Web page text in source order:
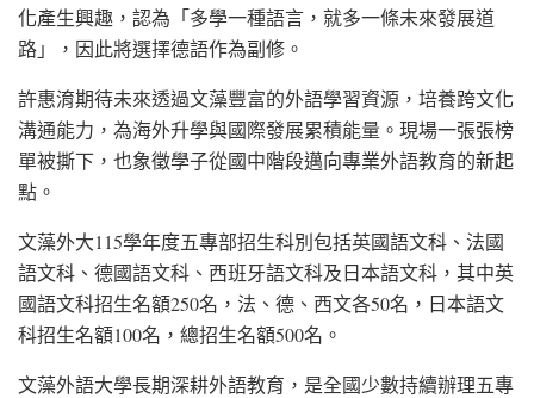
化產生興趣，認為「多學一種語言，就多一條未來發展道
路」，因此將選擇德語作為副修。
許惠淯期待未來透過文藻豐富的外語學習資源，培養跨文化
溝通能力，為海外升學與國際發展累積能量。現場一張張榜
單被撕下，也象徵學子從國中階段邁向專業外語教育的新起
點。
文藻外大115學年度五專部招生科別包括英國語文科、法國
語文科、德國語文科、西班牙語文科及日本語文科，其中英
國語文科招生名額250名，法、德、西文各50名，日本語文
科招生名額100名，總招生名額500名。
文藻外語大學長期深耕外語教育，是全國少數持續辦理五專